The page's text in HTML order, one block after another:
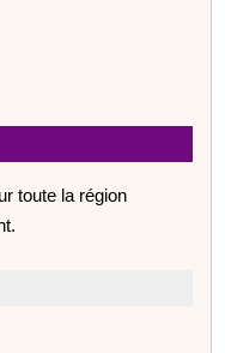
toute la région